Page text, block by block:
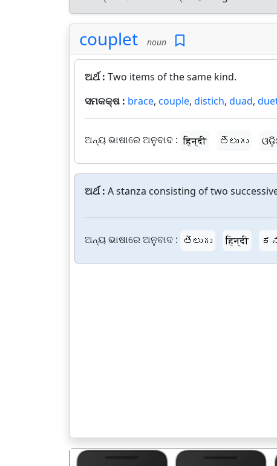
couplet noun
ଅର୍ଥ : Two items of the same kind.
ସମକକ୍ଷ : brace, couple, distich, duad,
ଅନ୍ୟ ଭାଷାରେ ଅନୁବାଦ : हिन्दी తెలుగు
ଅର୍ଥ : A stanza consisting of two
ଅନ୍ୟ ଭାଷାରେ ଅନୁବାଦ : తెలుగు हिन्दी